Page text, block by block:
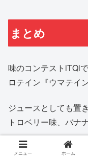
まとめ
味のコンテストiTQi
ロテイン『ウマテイン
ジュースとしても置
トロベリー味、バナ
作り方も簡単で牛乳
メニュー ホーム